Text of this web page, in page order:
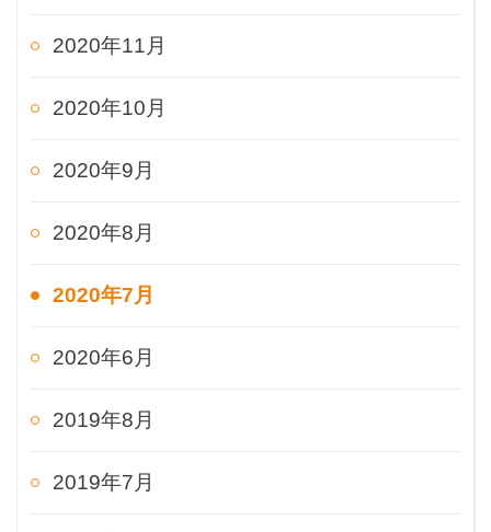
2020年11月
2020年10月
2020年9月
2020年8月
2020年7月
2020年6月
2019年8月
2019年7月